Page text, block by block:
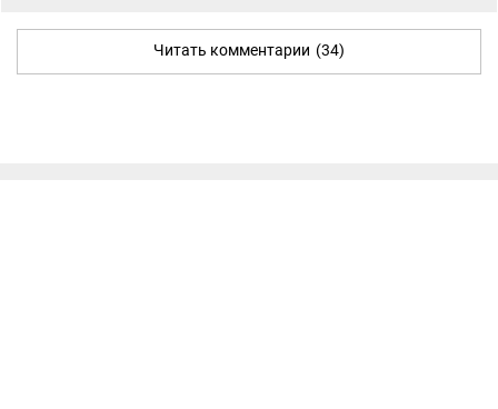
Читать комментарии (34)